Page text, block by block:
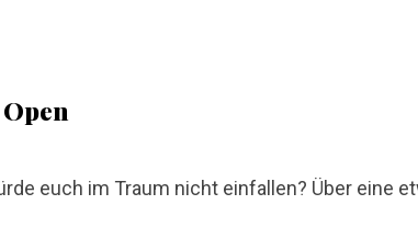
euch im Traum nicht einfallen? Über eine